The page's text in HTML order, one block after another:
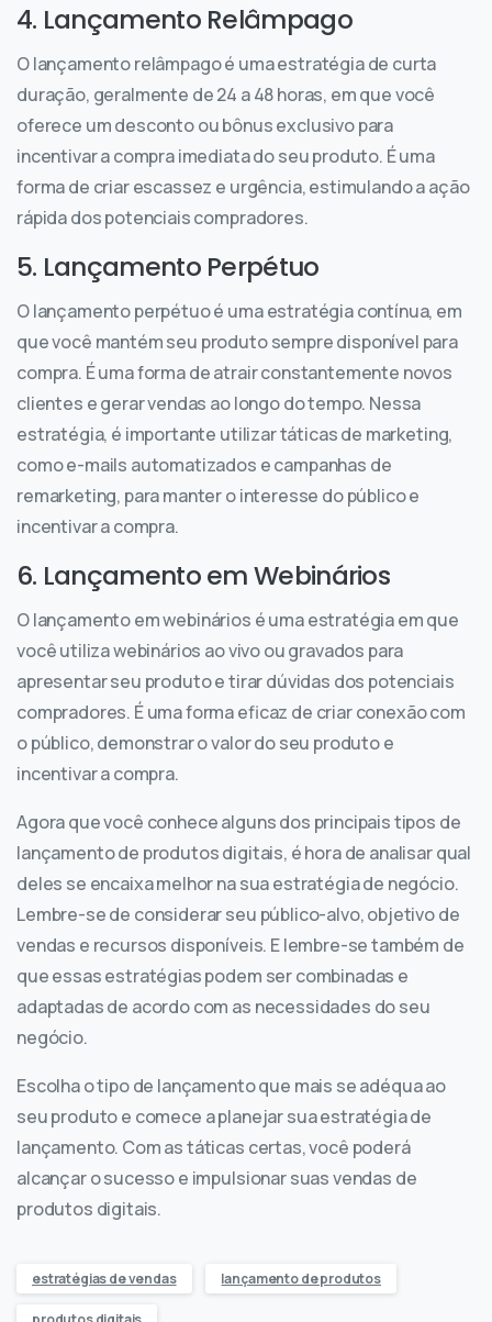
4. Lançamento Relâmpago
O lançamento relâmpago é uma estratégia de curta
duração, geralmente de 24 a 48 horas, em que você
oferece um desconto ou bônus exclusivo para
incentivar a compra imediata do seu produto. É uma
forma de criar escassez e urgência, estimulando a ação
rápida dos potenciais compradores.
5. Lançamento Perpétuo
O lançamento perpétuo é uma estratégia contínua, em
que você mantém seu produto sempre disponível para
compra. É uma forma de atrair constantemente novos
clientes e gerar vendas ao longo do tempo. Nessa
estratégia, é importante utilizar táticas de marketing,
como e-mails automatizados e campanhas de
remarketing, para manter o interesse do público e
incentivar a compra.
6. Lançamento em Webinários
O lançamento em webinários é uma estratégia em que
você utiliza webinários ao vivo ou gravados para
apresentar seu produto e tirar dúvidas dos potenciais
compradores. É uma forma eficaz de criar conexão com
o público, demonstrar o valor do seu produto e
incentivar a compra.
Agora que você conhece alguns dos principais tipos de
lançamento de produtos digitais, é hora de analisar qual
deles se encaixa melhor na sua estratégia de negócio.
Lembre-se de considerar seu público-alvo, objetivo de
vendas e recursos disponíveis. E lembre-se também de
que essas estratégias podem ser combinadas e
adaptadas de acordo com as necessidades do seu
negócio.
Escolha o tipo de lançamento que mais se adéqua ao
seu produto e comece a planejar sua estratégia de
lançamento. Com as táticas certas, você poderá
alcançar o sucesso e impulsionar suas vendas de
produtos digitais.
estratégias de vendas lançamento de produtos